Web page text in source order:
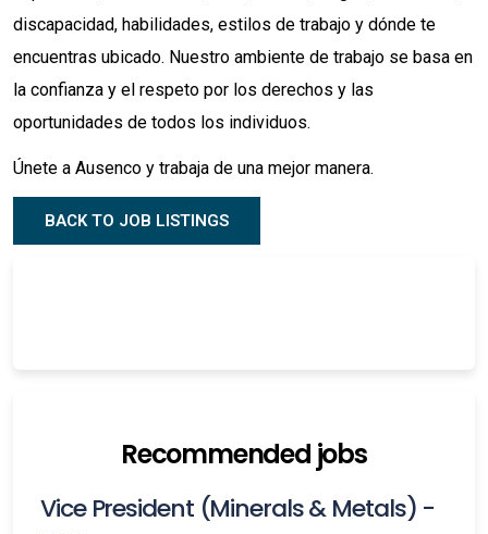
discapacidad, habilidades, estilos de trabajo y dónde te
encuentras ubicado. Nuestro ambiente de trabajo se basa en
la confianza y el respeto por los derechos y las
oportunidades de todos los individuos.
Únete a Ausenco y trabaja de una mejor manera.
BACK TO JOB LISTINGS
Recommended jobs
Vice President (Minerals & Metals) -